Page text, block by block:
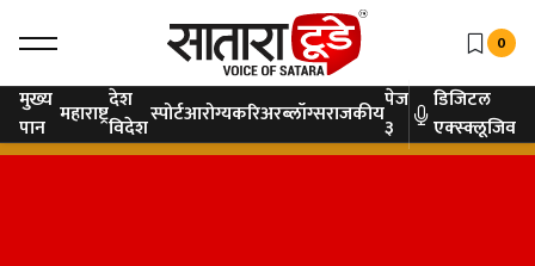
0
मुख्य
पान महाराष्ट्रदेश
विदेशस्पोर्टआरोग्यकरिअरब्लॉग्सराजकीयपेज
३
डिजिटल
एक्स्क्लूजिव